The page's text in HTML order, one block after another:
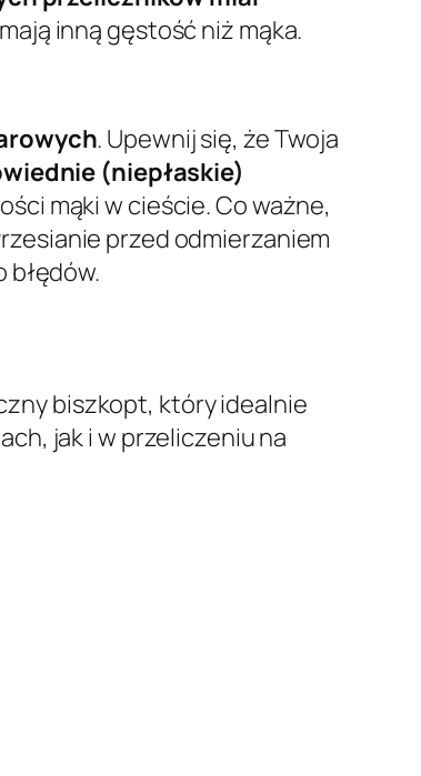
inną gęstość niż mąka.
. Upewnij się, że Twoja
(niepłaskie)
mąki w cieście. Co ważne,
przed odmierzaniem
biszkopt, który idealnie
jak i w przeliczeniu na